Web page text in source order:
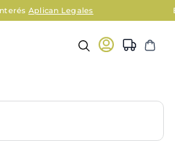
Aplican Legales